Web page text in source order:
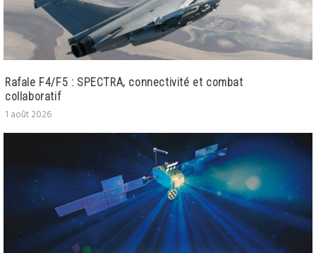
Rafale F4/F5 : SPECTRA, connectivité et combat
collaboratif
1 août 2026